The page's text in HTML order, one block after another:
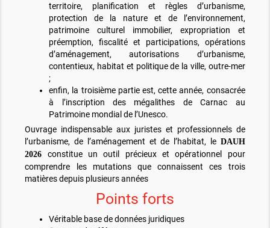
territoire, planification et règles d’urbanisme,
protection de la nature et de l’environnement,
patrimoine culturel immobilier, expropriation et
préemption, fiscalité et participations, opérations
d’aménagement, autorisations d’urbanisme,
contentieux, habitat et politique de la ville, outre-mer
;
enfin, la troisième partie est, cette année, consacrée
à l’inscription des mégalithes de Carnac au
Patrimoine mondial de l’Unesco.
Ouvrage indispensable aux juristes et professionnels de
l’urbanisme, de l’aménagement et de l’habitat, le DAUH
2026
constitue un outil précieux et opérationnel pour
comprendre les mutations que connaissent ces trois
matières depuis plusieurs années
Points forts
Véritable base de données juridiques